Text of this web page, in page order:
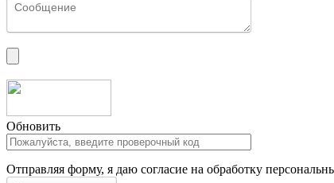
Обновить
Отправляя форму, я даю согласие на обработку